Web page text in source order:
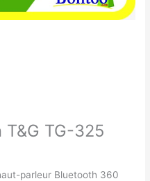
TG-325
parleur Bluetooth 360